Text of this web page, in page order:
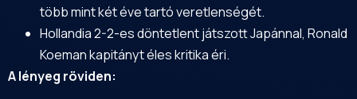
több mint két éve tartó veretlenségét.
Hollandia 2-2-es döntetlent játszott Japánnal, Ronald
Koeman kapitányt éles kritika éri.
A lényeg röviden: